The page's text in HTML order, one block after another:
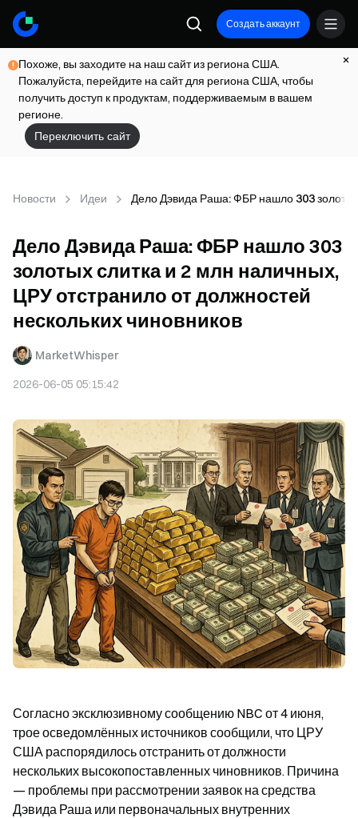
Создать аккаунт
Похоже, вы заходите на наш сайт из региона США.
Пожалуйста, перейдите на сайт для региона США, чтобы
получить доступ к продуктам, поддерживаемым в вашем
регионе.
Переключить сайт
Новости Идеи Дело Дэвида Раша: ФБР нашло 303
Дело Дэвида Раша: ФБР нашло 303
золотых слитка и 2 млн наличных,
ЦРУ отстранило от должностей
нескольких чиновников
MarketWhisper
2026-06-05 05:15:42
Согласно эксклюзивному сообщению NBC от 4 июня,
трое осведомлённых источников сообщили, что ЦРУ
США распорядилось отстранить от должности
нескольких высокопоставленных чиновников. Причина
— проблемы при рассмотрении заявок на средства
Дэвида Раша или первоначальных внутренних